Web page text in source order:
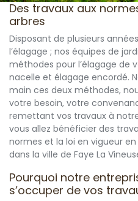
Des travaux aux
arbres
Disposant de plusieurs
l’élagage ; nos équipes de
méthodes pour l’élagage de
nacelle et élagage encordé.
main ces deux méthodes,
votre besoin, votre
remettant vos travaux à
vous allez bénéficier des
normes et la loi en vigueur en
dans la ville de Faye La
Pourquoi notre
s’occuper de vos